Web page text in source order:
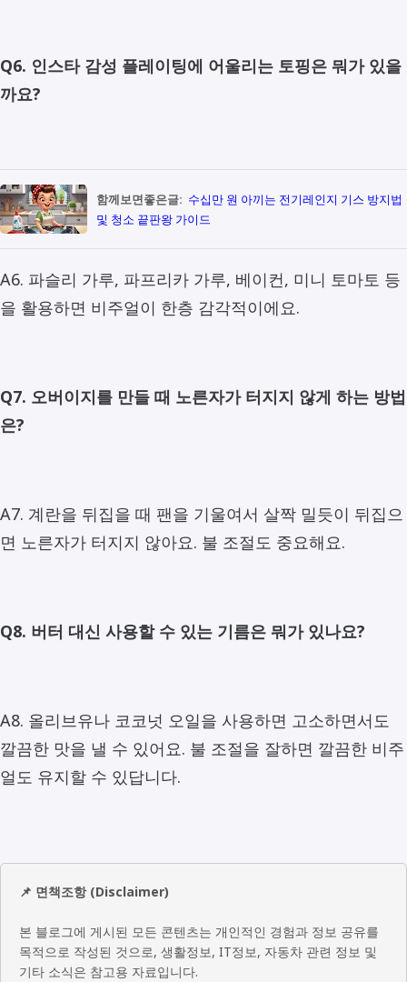
Q6. 인스타 감성 플레이팅에 어울리는 토핑은 뭐가 있을
까요?
함께보면좋은글: 수십만 원 아끼는 전기레인지 기스 방지법
및 청소 끝판왕 가이드
A6. 파슬리 가루, 파프리카 가루, 베이컨, 미니 토마토 등
을 활용하면 비주얼이 한층 감각적이에요.
Q7. 오버이지를 만들 때 노른자가 터지지 않게 하는 방법
은?
A7. 계란을 뒤집을 때 팬을 기울여서 살짝 밀듯이 뒤집으
면 노른자가 터지지 않아요. 불 조절도 중요해요.
Q8. 버터 대신 사용할 수 있는 기름은 뭐가 있나요?
A8. 올리브유나 코코넛 오일을 사용하면 고소하면서도
깔끔한 맛을 낼 수 있어요. 불 조절을 잘하면 깔끔한 비주
얼도 유지할 수 있답니다.
📌 면책조항 (Disclaimer)
본 블로그에 게시된 모든 콘텐츠는 개인적인 경험과 정보 공유를
목적으로 작성된 것으로, 생활정보, IT정보, 자동차 관련 정보 및
기타 소식은 참고용 자료입니다.